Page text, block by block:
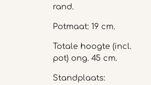
rand.
Potmaat: 19 cm.
Totale hoogte (incl.
pot) ong. 45 cm.
Standplaats: